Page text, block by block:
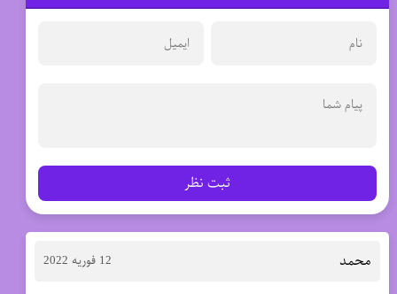
ثبت نظر
محمد 12 فوریه 2022